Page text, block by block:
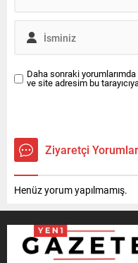
Daha sonraki
ve site adresim bu
Ziyaretçi
Henüz yorum yapılmamış.